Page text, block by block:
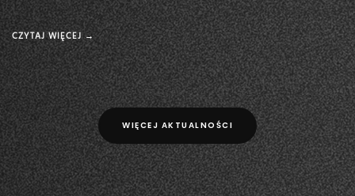
CZYTAJ WIĘCEJ →
WIĘCEJ AKTUALNOŚCI